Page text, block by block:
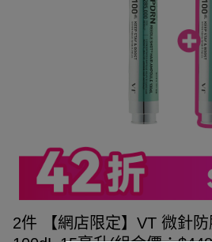
2件 【網店限定】VT 微針